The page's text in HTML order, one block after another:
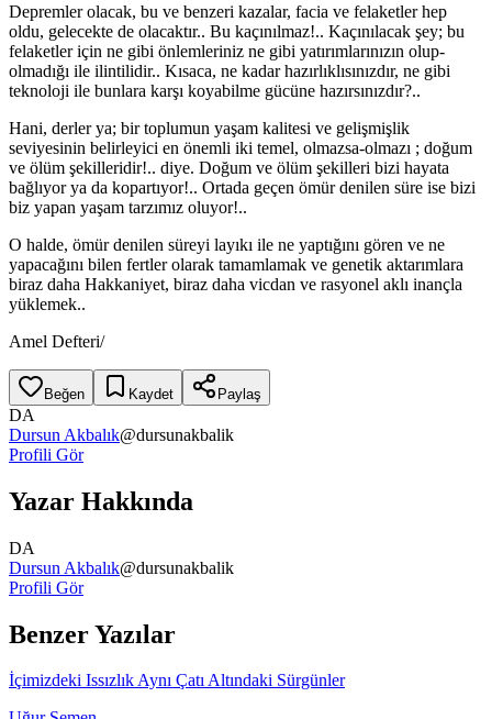
Depremler olacak, bu ve benzeri kazalar, facia ve felaketler hep
oldu, gelecekte de olacaktır.. Bu kaçınılmaz!.. Kaçınılacak şey; bu
felaketler için ne gibi önlemleriniz ne gibi yatırımlarınızın olup-
olmadığı ile ilintilidir.. Kısaca, ne kadar hazırlıklısınızdır, ne gibi
teknoloji ile bunlara karşı koyabilme gücüne hazırsınızdır?..
Hani, derler ya; bir toplumun yaşam kalitesi ve gelişmişlik
seviyesinin belirleyici en önemli iki temel, olmazsa-olmazı ; doğum
ve ölüm şekilleridir!.. diye. Doğum ve ölüm şekilleri bizi hayata
bağlıyor ya da kopartıyor!.. Ortada geçen ömür denilen süre ise bizi
biz yapan yaşam tarzımız oluyor!..
O halde, ömür denilen süreyi layıkı ile ne yaptığını gören ve ne
yapacağını bilen fertler olarak tamamlamak ve genetik aktarımlara
biraz daha Hakkaniyet, biraz daha vicdan ve rasyonel aklı inançla
yüklemek..
Amel Defteri/
Beğen Kaydet Paylaş
DA
Dursun Akbalık@dursunakbalik
Profili Gör
Yazar Hakkında
DA
Dursun Akbalık@dursunakbalik
Profili Gör
Benzer Yazılar
İçimizdeki Issızlık Aynı Çatı Altındaki Sürgünler